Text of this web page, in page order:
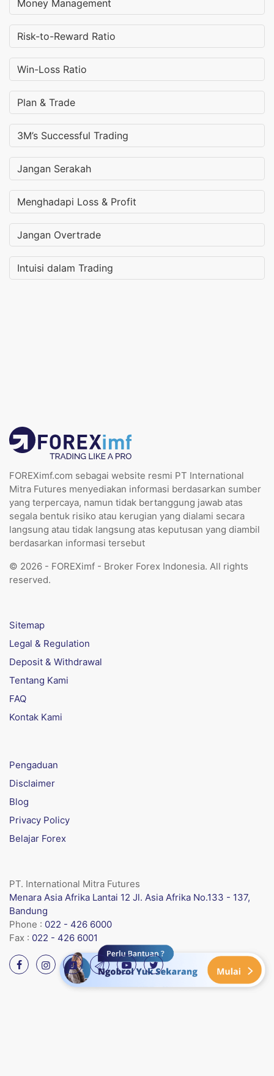
Money Management
Risk-to-Reward Ratio
Win-Loss Ratio
Plan & Trade
3M’s Successful Trading
Jangan Serakah
Menghadapi Loss & Profit
Jangan Overtrade
Intuisi dalam Trading
FOREXimf.com sebagai website resmi PT International
Mitra Futures menyediakan informasi berdasarkan sumber
yang terpercaya, namun tidak bertanggung jawab atas
segala bentuk risiko atau kerugian yang dialami secara
langsung atau tidak langsung atas keputusan yang diambil
berdasarkan informasi tersebut
© 2026 - FOREXimf - Broker Forex Indonesia. All rights
reserved.
Sitemap
Legal & Regulation
Deposit & Withdrawal
Tentang Kami
FAQ
Kontak Kami
Pengaduan
Disclaimer
Blog
Privacy Policy
Belajar Forex
PT. International Mitra Futures
Menara Asia Afrika Lantai 12 Jl. Asia Afrika No.133 - 137,
Bandung
Phone : 022 - 426 6000
Fax : 022 - 426 6001